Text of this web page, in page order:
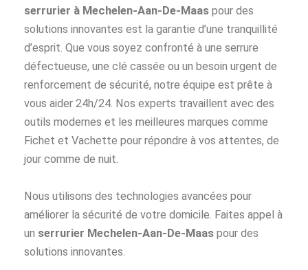
serrurier à Mechelen-Aan-De-Maas pour des
solutions innovantes est la garantie d’une tranquillité
d’esprit. Que vous soyez confronté à une serrure
défectueuse, une clé cassée ou un besoin urgent de
renforcement de sécurité, notre équipe est prête à
vous aider 24h/24. Nos experts travaillent avec des
outils modernes et les meilleures marques comme
Fichet et Vachette pour répondre à vos attentes, de
jour comme de nuit.
Nous utilisons des technologies avancées pour
améliorer la sécurité de votre domicile. Faites appel à
un serrurier Mechelen-Aan-De-Maas pour des
solutions innovantes.